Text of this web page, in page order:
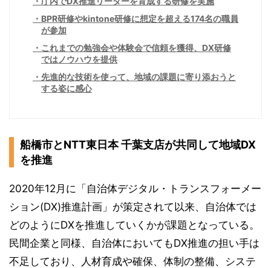
BPR研修やkintone研修に想定を超える174名の職員
が参加
これまでの勉強会や体験会で信頼を獲得、DX研修
ではノウハウを提供
先進的な技術を使って、地域の課題に寄り添おうと
する姿に感心
船橋市とNTT東日本 千葉支店が共同して地域DX
を推進
2020年12月に「自治体デジタル・トランスフォーメー
ション(DX)推進計画」が策定されて以来、自治体では
どのようにDXを推進していくかが課題となっている。
民間企業と同様、自治体においてもDX推進の担い手は
不足しており、人材育成や確保、体制の整備、システ